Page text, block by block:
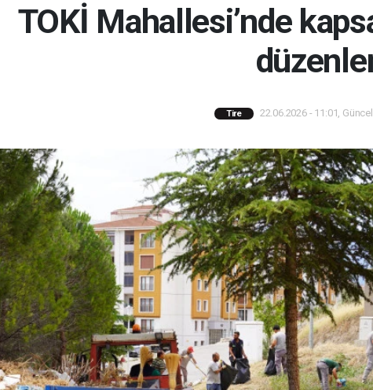
TOKİ Mahallesi’nde
Tire 22.06.2026 - 11:01,